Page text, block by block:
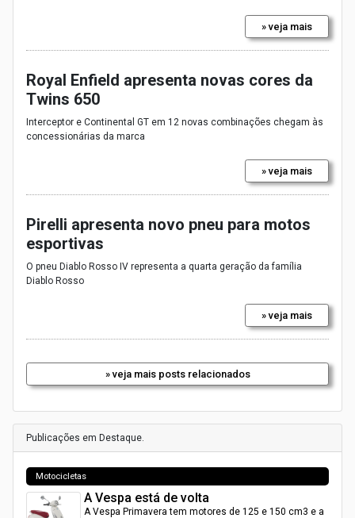
» veja mais
Royal Enfield apresenta novas cores da
Twins 650
Interceptor e Continental GT em 12 novas combinações chegam às
concessionárias da marca
» veja mais
Pirelli apresenta novo pneu para motos
esportivas
O pneu Diablo Rosso IV representa a quarta geração da família
Diablo Rosso
» veja mais
» veja mais posts relacionados
Publicações em Destaque.
Motocicletas
A Vespa está de volta
A Vespa Primavera tem motores de 125 e 150 cm3 e a